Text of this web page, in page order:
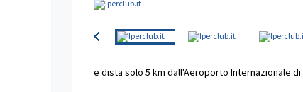
e dista solo 5 km dall'Aeroporto Internazionale di